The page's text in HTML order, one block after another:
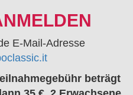
E-Mail-Adresse
beträgt